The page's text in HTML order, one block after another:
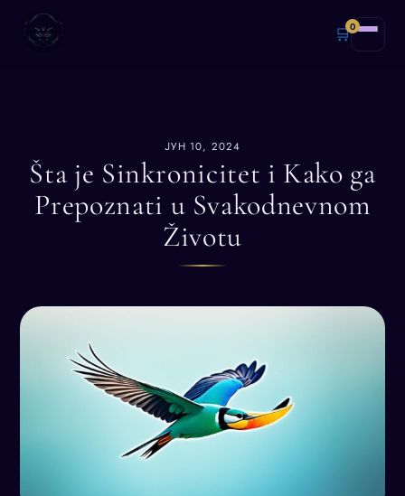
🛒0
ЈУН 10, 2024
Šta je Sinkronicitet i Kako ga
Prepoznati u Svakodnevnom
Životu